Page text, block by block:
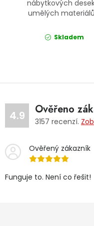
nábytkových
umělých
Skladem
4.9 Ověřeno
3157 recenzí.
Ověřený zákazník
Funguje to. Není co řešit!